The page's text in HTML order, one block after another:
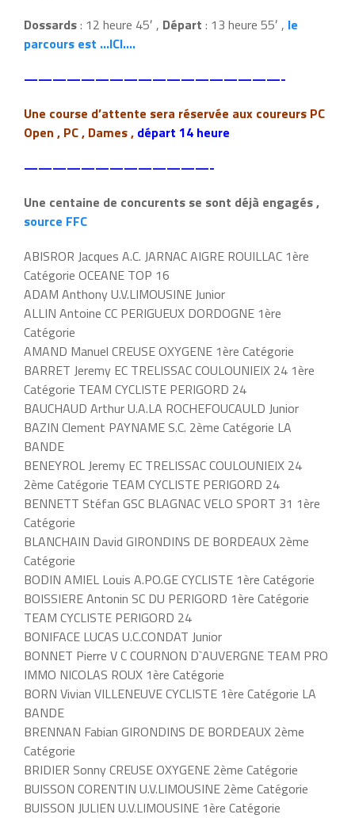
Dossards: 12 heure 45′ , Départ : 13 heure 55′ , le
parcours est …ICI….
——————————————————-
Une course d’attente sera réservée aux coureurs PC
Open , PC , Dames , départ 14 heure
—————————————-
Une centaine de concurents se sont déjà engagés ,
source FFC
ABISROR Jacques A.C. JARNAC AIGRE ROUILLAC 1ère
Catégorie OCEANE TOP 16
ADAM Anthony U.V.LIMOUSINE Junior
ALLIN Antoine CC PERIGUEUX DORDOGNE 1ère
Catégorie
AMAND Manuel CREUSE OXYGENE 1ère Catégorie
BARRET Jeremy EC TRELISSAC COULOUNIEIX 24 1ère
Catégorie TEAM CYCLISTE PERIGORD 24
BAUCHAUD Arthur U.A.LA ROCHEFOUCAULD Junior
BAZIN Clement PAYNAME S.C. 2ème Catégorie LA
BANDE
BENEYROL Jeremy EC TRELISSAC COULOUNIEIX 24
2ème Catégorie TEAM CYCLISTE PERIGORD 24
BENNETT Stéfan GSC BLAGNAC VELO SPORT 31 1ère
Catégorie
BLANCHAIN David GIRONDINS DE BORDEAUX 2ème
Catégorie
BODIN AMIEL Louis A.PO.GE CYCLISTE 1ère Catégorie
BOISSIERE Antonin SC DU PERIGORD 1ère Catégorie
TEAM CYCLISTE PERIGORD 24
BONIFACE LUCAS U.C.CONDAT Junior
BONNET Pierre V C COURNON D`AUVERGNE TEAM PRO
IMMO NICOLAS ROUX 1ère Catégorie
BORN Vivian VILLENEUVE CYCLISTE 1ère Catégorie LA
BANDE
BRENNAN Fabian GIRONDINS DE BORDEAUX 2ème
Catégorie
BRIDIER Sonny CREUSE OXYGENE 2ème Catégorie
BUISSON CORENTIN U.V.LIMOUSINE 2ème Catégorie
BUISSON JULIEN U.V.LIMOUSINE 1ère Catégorie